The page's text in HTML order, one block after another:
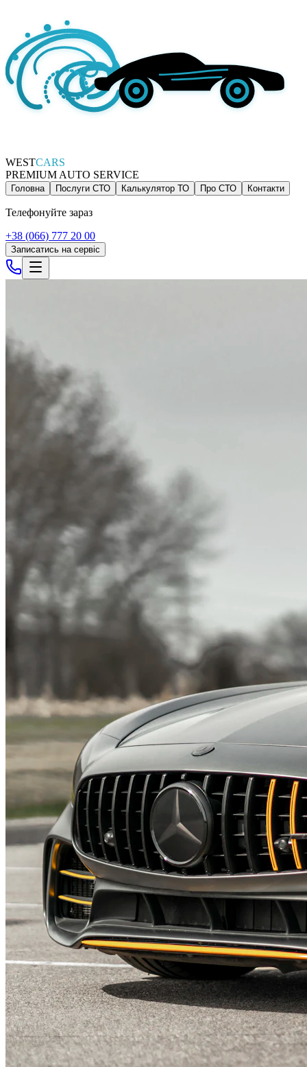
WESTCARS
PREMIUM AUTO SERVICE
Головна Послуги СТО Калькулятор ТО Про СТО Контакти
Телефонуйте зараз
+38 (066) 777 20 00
Записатись на сервіс